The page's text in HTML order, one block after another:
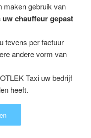
maken gebruik van
chauffeur gepast
tevens per factuur
andere vorm van
Taxi uw bedrijf
heeft.